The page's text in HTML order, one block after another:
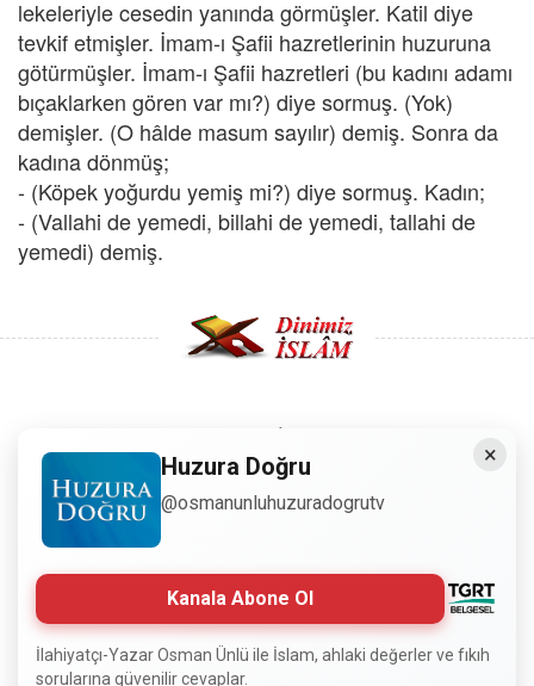
lekeleriyle cesedin yanında görmüşler. Katil diye
tevkif etmişler. İmam-ı Şafii hazretlerinin huzuruna
götürmüşler. İmam-ı Şafii hazretleri (bu kadını adamı
bıçaklarken gören var mı?) diye sormuş. (Yok)
demişler. (O hâlde masum sayılır) demiş. Sonra da
kadına dönmüş;
- (Köpek yoğurdu yemiş mi?) diye sormuş. Kadın;
- (Vallahi de yemedi, billahi de yemedi, tallahi de
yemedi) demiş.
Copyright © 2008 - Dinimiz İslam. Her Hakkı Saklıdır.
Sitemizdeki bilgiler, bütün insanların istifadesi için
hazırlanmıştır. Orijinaline sadık kalmak şartıyla, izin
almaya gerek kalmadan, herkes istediği gibi alıp istifade
edebilir.
Normal Siteyi Göster
×
Huzura Doğru
@osmanunluhuzuradogrutv
Kanala Abone Ol
İlahiyatçı-Yazar Osman Ünlü ile İslam, ahlaki değerler ve fıkıh
sorularına güvenilir cevaplar.